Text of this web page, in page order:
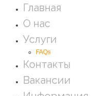
Главная
О нас
Услуги
FAQs
Контакты
Вакансии